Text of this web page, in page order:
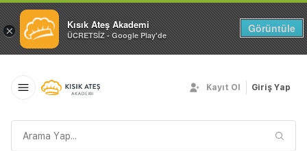
× Kısık Ateş Akademi
ÜCRETSİZ - Google Play'de
Görüntüle
sorgusu
Kayıt Ol Giriş Yap